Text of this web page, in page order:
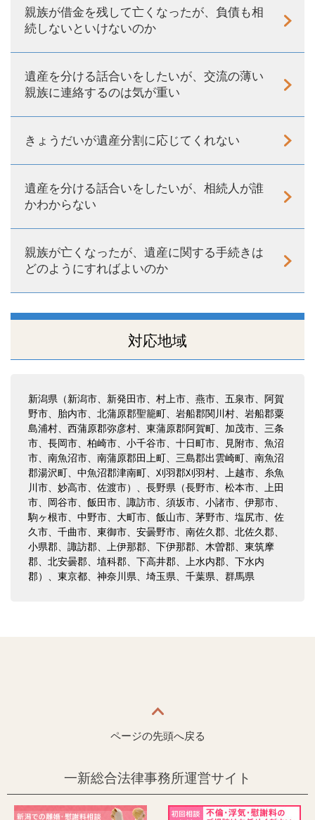
親族が借金を残して亡くなったが、負債も相
続しないといけないのか
遺産を分ける話合いをしたいが、交流の薄い
親族に連絡するのは気が重い
きょうだいが遺産分割に応じてくれない
遺産を分ける話合いをしたいが、相続人が誰
かわからない
親族が亡くなったが、遺産に関する手続きは
どのようにすればよいのか
対応地域
新潟県（新潟市、新発田市、村上市、燕市、五泉市、阿賀
野市、胎内市、北蒲原郡聖籠町、岩船郡関川村、岩船郡粟
島浦村、西蒲原郡弥彦村、東蒲原郡阿賀町、加茂市、三条
市、長岡市、柏崎市、小千谷市、十日町市、見附市、魚沼
市、南魚沼市、南蒲原郡田上町、三島郡出雲崎町、南魚沼
郡湯沢町、中魚沼郡津南町、刈羽郡刈羽村、上越市、糸魚
川市、妙高市、佐渡市）、長野県（長野市、松本市、上田
市、岡谷市、飯田市、諏訪市、須坂市、小諸市、伊那市、
駒ヶ根市、中野市、大町市、飯山市、茅野市、塩尻市、佐
久市、千曲市、東御市、安曇野市、南佐久郡、北佐久郡、
小県郡、諏訪郡、上伊那郡、下伊那郡、木曽郡、東筑摩
郡、北安曇郡、埴科郡、下高井郡、上水内郡、下水内
郡）、東京都、神奈川県、埼玉県、千葉県、群馬県
ページの先頭へ戻る
一新総合法律事務所運営サイト